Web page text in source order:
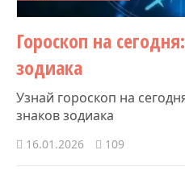
Гороскоп на
зодиака
Узнай гороскоп на
знаков зодиака
16.01.2026 109